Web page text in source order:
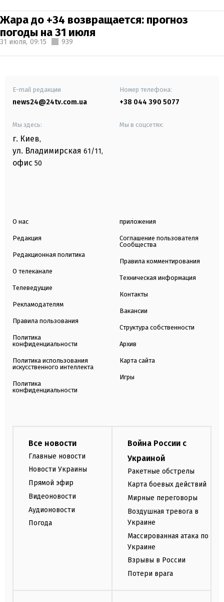
Жара до +34 возвращается: прогноз
погоды на 31 июля
31 июля, 09:15 939
E-mail редакции
news24@24tv.com.ua
Номер телефона:
+38 044 390 5077
Мы здесь:
г. Киев,
ул. Владимирская 61/11,
офис 50
Мы в соцсетях:
О нас
Редакция
Редакционная политика
О телеканале
Телеведущие
Рекламодателям
Правила пользования
Политика
конфиденциальности
Политика использования
искусственного интеллекта
Политика
конфиденциальности
приложения
Соглашение пользователя
Сообщества
Правила комментирования
Техническая информация
Контакты
Вакансии
Структура собственности
Архив
Карта сайта
Игры
Все новости
Главные новости
Новости Украины
Прямой эфир
Видеоновости
Аудионовости
Погода
Война России с
Украиной
Ракетные обстрелы
Карта боевых действий
Мирные переговоры
Воздушная тревога в
Украине
Массированная атака по
Украине
Взрывы в России
Потери врага